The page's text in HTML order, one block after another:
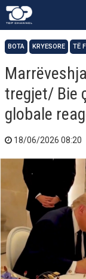
BOTA KRYESORE TË
tregjet/ Bie
globale
18/06/2026 08:20